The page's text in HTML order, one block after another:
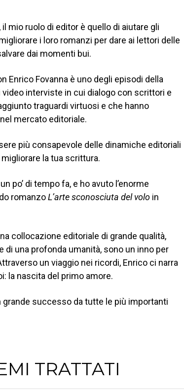
mio ruolo di editor è quello di aiutare gli
i loro romanzi per dare ai lettori delle
dai momenti bui.
Enrico Fovanna è uno degli episodi della
video interviste in cui dialogo con scrittori e
traguardi virtuosi e che hanno
mercato editoriale.
più consapevole delle dinamiche editoriali
la tua scrittura.
po’ di tempo fa, e ho avuto l’enorme
romanzoL’arte sconosciuta del volo in
collocazione editoriale di grande qualità,
di una profonda umanità, sono un inno per
un viaggio nei ricordi, Enrico ci narra
la nascita del primo amore.
successo da tutte le più importanti
TRATTATI